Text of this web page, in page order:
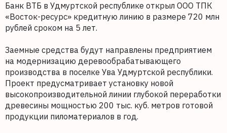
Банк ВТБ в Удмуртской республике открыл ООО ТПК
«Восток-ресурс» кредитную линию в размере 720 млн
рублей сроком на 5 лет.
Заемные средства будут направлены предприятием
на модернизацию деревообрабатывающего
производства в поселке Ува Удмуртской республики.
Проект предусматривает установку новой
высокопроизводительной линии глубокой переработки
древесины мощностью 200 тыс. куб. метров готовой
продукции пиломатериалов в год.